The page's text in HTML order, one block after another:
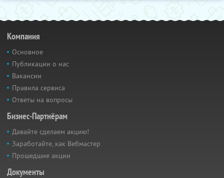
Компания
Основное
Публикации о нас
Вакансии
Правила сервиса
Ответы на вопросы
Бизнес-Партнёрам
Давайте сделаем акцию!
Заработайте, как Вебмастер
Прошедшие акции
Документы